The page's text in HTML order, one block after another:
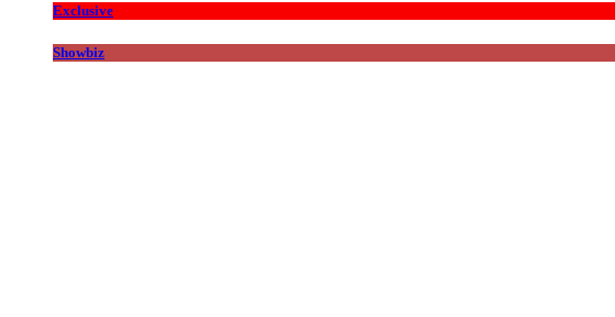
Exclusive
Showbiz